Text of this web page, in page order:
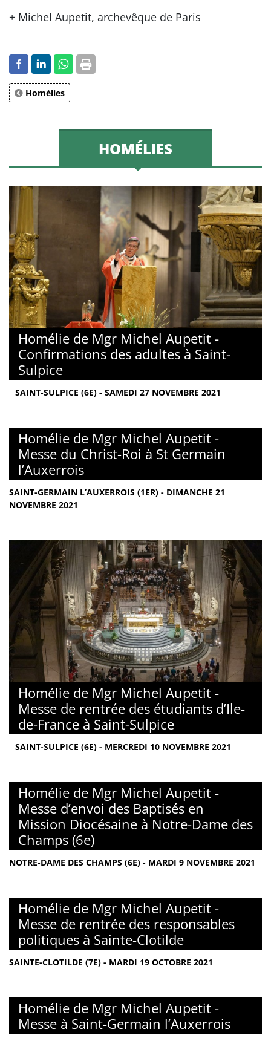
+ Michel Aupetit, archevêque de Paris
Homélies
HOMÉLIES
Homélie de Mgr Michel Aupetit -
Confirmations des adultes à Saint-
Sulpice
SAINT-SULPICE (6E) - SAMEDI 27 NOVEMBRE 2021
Homélie de Mgr Michel Aupetit -
Messe du Christ-Roi à St Germain
l’Auxerrois
SAINT-GERMAIN L’AUXERROIS (1ER) - DIMANCHE 21
NOVEMBRE 2021
Homélie de Mgr Michel Aupetit -
Messe de rentrée des étudiants d’Ile-
de-France à Saint-Sulpice
SAINT-SULPICE (6E) - MERCREDI 10 NOVEMBRE 2021
Homélie de Mgr Michel Aupetit -
Messe d’envoi des Baptisés en
Mission Diocésaine à Notre-Dame des
Champs (6e)
NOTRE-DAME DES CHAMPS (6E) - MARDI 9 NOVEMBRE 2021
Homélie de Mgr Michel Aupetit -
Messe de rentrée des responsables
politiques à Sainte-Clotilde
SAINTE-CLOTILDE (7E) - MARDI 19 OCTOBRE 2021
Homélie de Mgr Michel Aupetit -
Messe à Saint-Germain l’Auxerrois